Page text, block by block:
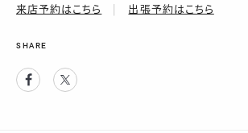
来店予約はこちら
| 出張予約はこちら
SHARE
Facebook